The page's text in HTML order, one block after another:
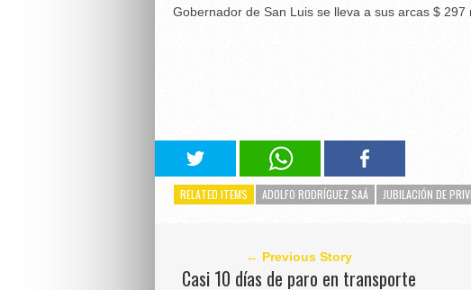
Gobernador de San Luis se lleva a sus arcas $ 297
RELATED ITEMS ADOLFO RODRÍGUEZ SAÁ JUBILACIÓN DE
← Previous Story
Casi 10 días de paro en transporte